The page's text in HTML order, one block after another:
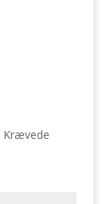
Krævede